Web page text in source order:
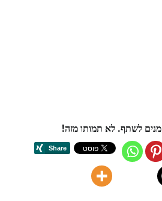
לשתף. לא תמותו מזה!